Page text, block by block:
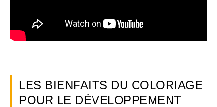
LES BIENFAITS DU COLORIAGE
POUR LE DÉVELOPPEMENT